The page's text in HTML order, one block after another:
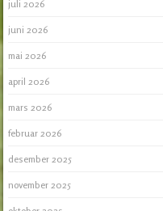
juli 2026
juni 2026
mai 2026
april 2026
mars 2026
februar 2026
desember 2025
november 2025